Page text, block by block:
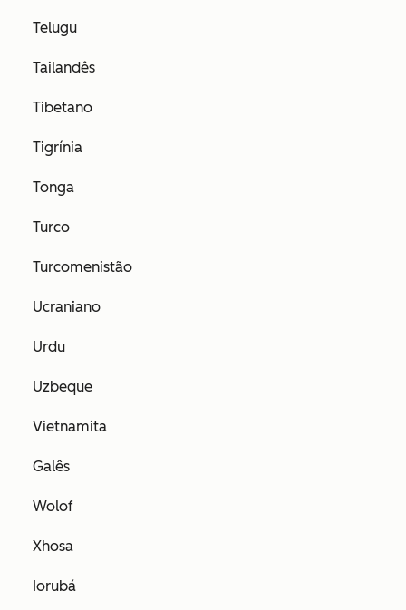
Telugu
Tailandês
Tibetano
Tigrínia
Tonga
Turco
Turcomenistão
Ucraniano
Urdu
Uzbeque
Vietnamita
Galês
Wolof
Xhosa
Iorubá